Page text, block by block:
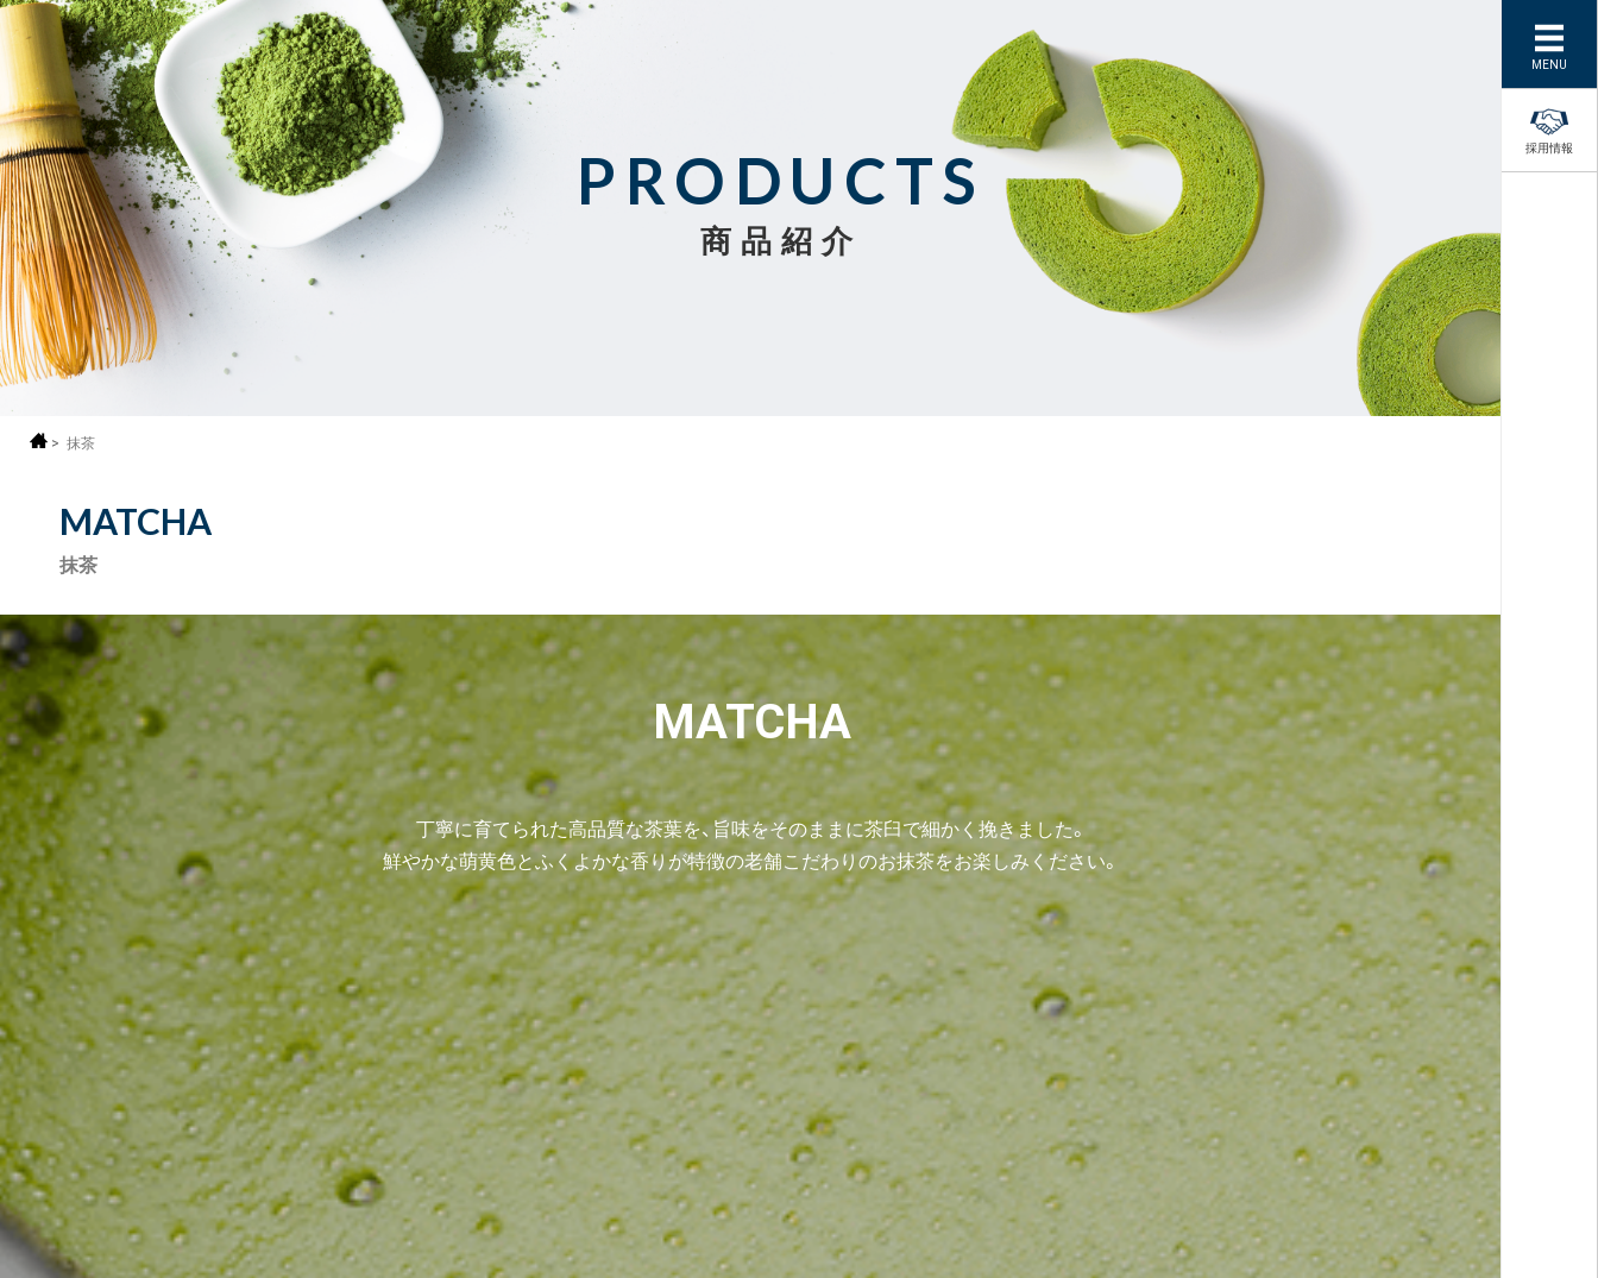
PRODUCTS
商品紹介
> 抹茶
MATCHA
抹茶
MATCHA
丁寧に育てられた高品質な茶葉を、旨味をそのままに茶臼で細かく挽きました。
鮮やかな萌黄色とふくよかな香りが特徴の老舗こだわりのお抹茶をお楽しみください。
MENU
採用情報